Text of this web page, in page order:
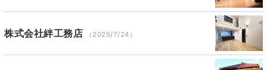
株式会社絆工務店 （2025/7/24）